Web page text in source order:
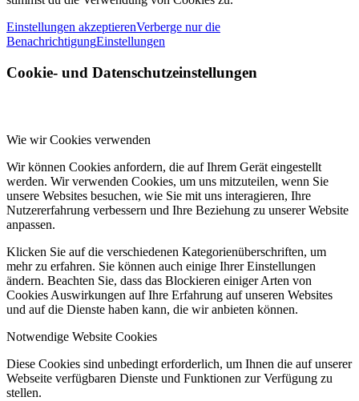
Einstellungen akzeptierenVerberge nur die
BenachrichtigungEinstellungen
Cookie- und Datenschutzeinstellungen
Wie wir Cookies verwenden
Wir können Cookies anfordern, die auf Ihrem Gerät eingestellt
werden. Wir verwenden Cookies, um uns mitzuteilen, wenn Sie
unsere Websites besuchen, wie Sie mit uns interagieren, Ihre
Nutzererfahrung verbessern und Ihre Beziehung zu unserer Website
anpassen.
Klicken Sie auf die verschiedenen Kategorienüberschriften, um
mehr zu erfahren. Sie können auch einige Ihrer Einstellungen
ändern. Beachten Sie, dass das Blockieren einiger Arten von
Cookies Auswirkungen auf Ihre Erfahrung auf unseren Websites
und auf die Dienste haben kann, die wir anbieten können.
Notwendige Website Cookies
Diese Cookies sind unbedingt erforderlich, um Ihnen die auf unserer
Webseite verfügbaren Dienste und Funktionen zur Verfügung zu
stellen.